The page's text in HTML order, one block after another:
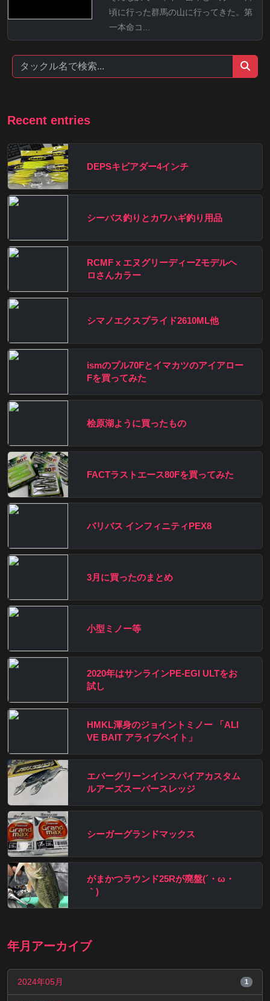
頃に行った群馬の山に行ってきた。第
一本命コ...
Recent entries
DEPSキビアダー4インチ
シーバス釣りとカワハギ釣り用品
RCMF x エヌグリーディーZモデルヘ
ロさんカラー
シマノエクスプライド2610ML他
ismのプル70Fとイマカツのアイアロー
Fを買ってみた
桧原湖ように買ったもの
FACTラストエース80Fを買ってみた
バリバス インフィニティPEX8
3月に買ったのまとめ
小型ミノー等
2020年はサンラインPE-EGI ULTをお
試し
HMKL渾身のジョイントミノー 「ALI
VE BAIT アライブベイト」
エバーグリーンインスパイアカスタム
ルアーズスーパースレッジ
シーガーグランドマックス
がまかつラウンド25Rが廃盤(´・ω・
｀)
年月アーカイブ
2024年05月 1